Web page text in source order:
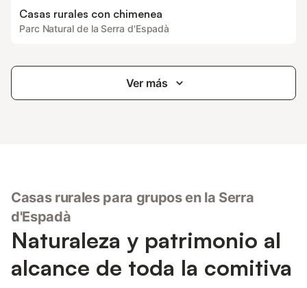
Casas rurales con chimenea
Parc Natural de la Serra d'Espadà
Ver más
Casas rurales para grupos en la Serra
d'Espadà
Naturaleza y patrimonio al
alcance de toda la comitiva